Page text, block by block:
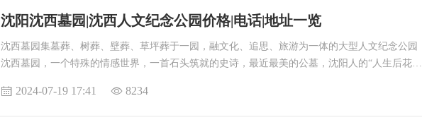
沈阳沈西墓园|沈西人文纪念公园价格|电话|地址一览
沈西墓园集墓葬、树葬、壁葬、草坪葬于一园，融文化、追思、旅游为一体的大型人文纪念公园
沈西墓园，一个特殊的情感世界，一首石头筑就的史诗，最近最美的公墓，沈阳人的“人生后花
山石瘦透、树木清奇，桥、亭、湖等景区错落有序，犹如一幅展开于天地之间的山水画卷。
2024-07-19 17:41 8234